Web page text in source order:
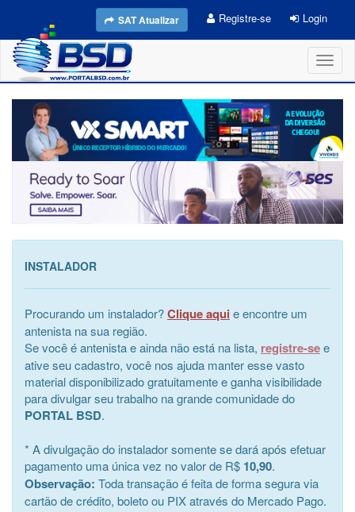
SAT Atualizar Registre-se Login
INSTALADOR
Procurando um instalador?Clique aqui e encontre um
antenista na sua região.
Se você é antenista e ainda não está na lista, registre-see
ative seu cadastro, você nos ajuda manter esse vasto
material disponibilizado gratuitamente e ganha visibilidade
para divulgar seu trabalho na grande comunidade do
PORTAL BSD.
* A divulgação do instalador somente se dará após efetuar
pagamento uma única vez no valor de R$ 10,90.
Observação: Toda transação é feita de forma segura via
cartão de crédito, boleto ou PIX através do Mercado Pago.